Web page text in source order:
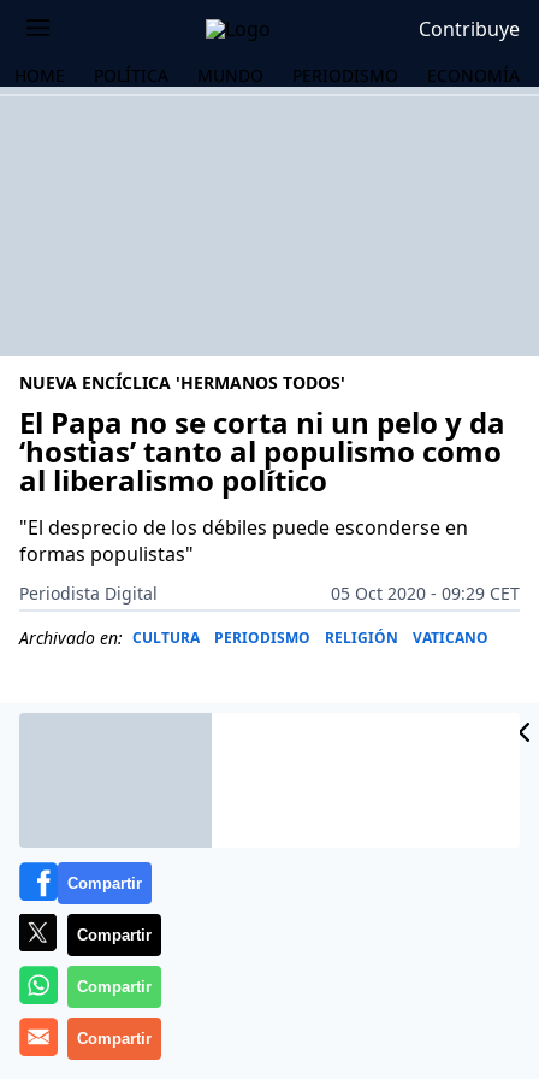
Contribuye
HOME POLÍTICA MUNDO PERIODISMO ECONOMÍA
NUEVA ENCÍCLICA 'HERMANOS TODOS'
El Papa no se corta ni un pelo y da
‘hostias’ tanto al populismo como
al liberalismo político
"El desprecio de los débiles puede esconderse en
formas populistas"
Periodista Digital
05 Oct 2020 - 09:29 CET
Archivado en: CULTURA PERIODISMO RELIGIÓN VATICANO
Después de casi ocho años de pontificado, el
Franciscose moja y
Compartir
Compartir
Compartir
Compartir